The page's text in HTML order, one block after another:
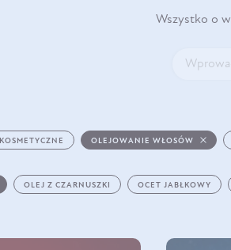
Wszystko o
KOSMETYCZNE OLEJOWANIE WŁOSÓW
OLEJ Z CZARNUSZKI OCET JABŁKOWY